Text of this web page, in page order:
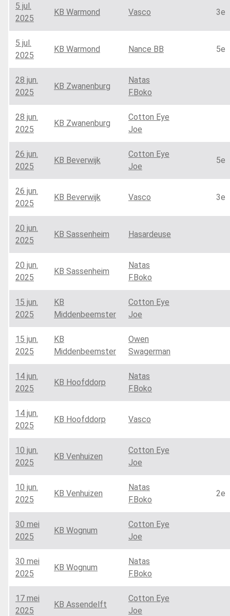
5 jul.
2025
KB Warmond Vasco 3e
5 jul.
2025
KB Warmond Nance BB 5e
28 jun.
2025
KB Zwanenburg
Natas
F.Boko
28 jun.
2025
KB Zwanenburg
Cotton Eye
Joe
26 jun.
2025
KB Beverwijk
Cotton Eye
Joe
5e
26 jun.
2025
KB Beverwijk Vasco 3e
20 jun.
2025
KB Sassenheim Hasardeuse
20 jun.
2025
KB Sassenheim
Natas
F.Boko
15 jun.
2025
KB
Middenbeemster
Cotton Eye
Joe
15 jun.
2025
KB
Middenbeemster
Owen
Swagerman
14 jun.
2025
KB Hoofddorp
Natas
F.Boko
14 jun.
2025
KB Hoofddorp Vasco
10 jun.
2025
KB Venhuizen
Cotton Eye
Joe
10 jun.
2025
KB Venhuizen
Natas
F.Boko
2e
30 mei
2025
KB Wognum
Cotton Eye
Joe
30 mei
2025
KB Wognum
Natas
F.Boko
17 mei
2025
KB Assendelft
Cotton Eye
Joe